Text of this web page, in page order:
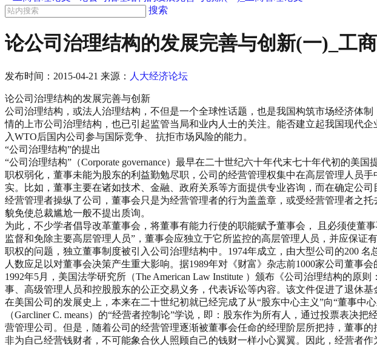
搜索
论公司治理结构的发展完善与创新(一)_工
发布时间： 2015-04-21 来源： 人大经济论坛
论公司治理结构的发展完善与创新
公司治理结构，或法人治理结构，不但是一个全球性话题，也是我国构筑市场经济体
情的上市公司治理结构，也已引起监管当局和业内人士的关注。能否建立起我国现代
入WTO后国内公司参与国际竞争、 抗拒市场风险的能力。
“公司治理结构”的提出
“公司治理结构”（Corporate governance）最早在二十世纪六十年代末七十年代初的
职权弱化，董事未能为股东的利益勤勉尽职，公司的经营管理权集中在高层管理人员
实。比如，董事主要在诸如技术、金融、政府关系等方面提供专业咨询，而在确定公
经营管理者操纵了公司，董事会只是为经营管理者的行为盖盖章，或受经营管理者之
貌免使总裁尴尬一般不提出质询。
为此，不少学者倡导改革董事会，将董事有能力行使的职能赋予董事会， 且必须使董
监督和免除主要高层管理人员”，董事会应独立于它所监控的高层管理人员，并应保
职权的问题，独立董事制度被引入公司治理结构中。1974年成立，由大型公司的200
人数应足以对董事会决策产生重大影响。据1989年对《财富》杂志前1000家公司董事
1992年5月，美国法学研究所（The American Law Institute ）颁布《公司治理结构的
事、高级管理人员和控股股东的公正交易义务，代表诉讼等内容。该文件促进了退休
在美国公司的发展史上，本来在二十世纪初就已经完成了从“股东中心主义”向“董事
（Garcliner C. means）的“经营者控制论”学说，即：股东作为所有人，通过投票表
营管理公司。但是，随着公司的经营管理逐渐被董事会任命的经理阶层所把持，董事
非为自己经营钱财者，不可能象合伙人照顾自己的钱财一样小心翼翼。因此，经营者